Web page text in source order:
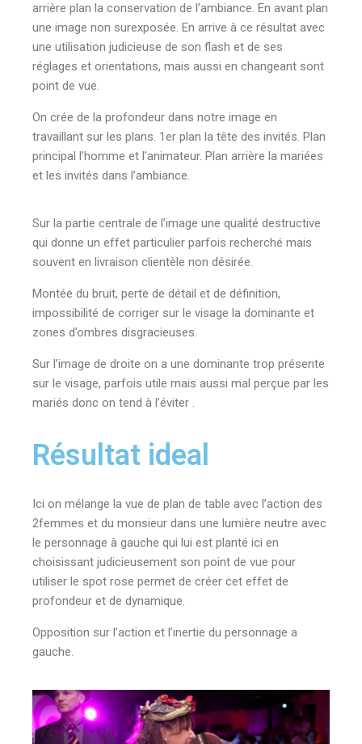
arrière plan la conservation de l’ambiance. En avant plan
une image non surexposée. En arrive à ce résultat avec
une utilisation judicieuse de son flash et de ses
réglages et orientations, mais aussi en changeant sont
point de vue.
On crée de la profondeur dans notre image en
travaillant sur les plans. 1er plan la tête des invités. Plan
principal l’homme et l’animateur. Plan arrière la mariées
et les invités dans l’ambiance.
Sur la partie centrale de l’image une qualité destructive
qui donne un effet particulier parfois recherché mais
souvent en livraison clientèle non désirée.
Montée du bruit, perte de détail et de définition,
impossibilité de corriger sur le visage la dominante et
zones d’ombres disgracieuses.
Sur l’image de droite on a une dominante trop présente
sur le visage, parfois utile mais aussi mal perçue par les
mariés donc on tend à l’éviter .
Résultat ideal
Ici on mélange la vue de plan de table avec l’action des
2femmes et du monsieur dans une lumière neutre avec
le personnage à gauche qui lui est planté ici en
choisissant judicieusement son point de vue pour
utiliser le spot rose permet de créer cet effet de
profondeur et de dynamique.
Opposition sur l’action et l’inertie du personnage a
gauche.